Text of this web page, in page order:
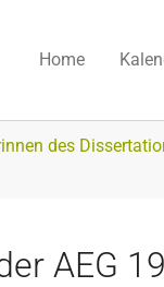
Home
des
AEG